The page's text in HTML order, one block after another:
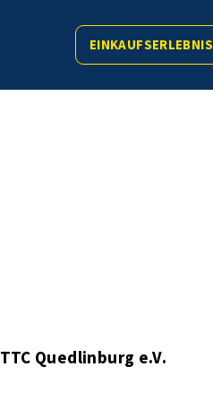
EINKAUFSERLEBNIS
TTC Quedlinburg e.V.